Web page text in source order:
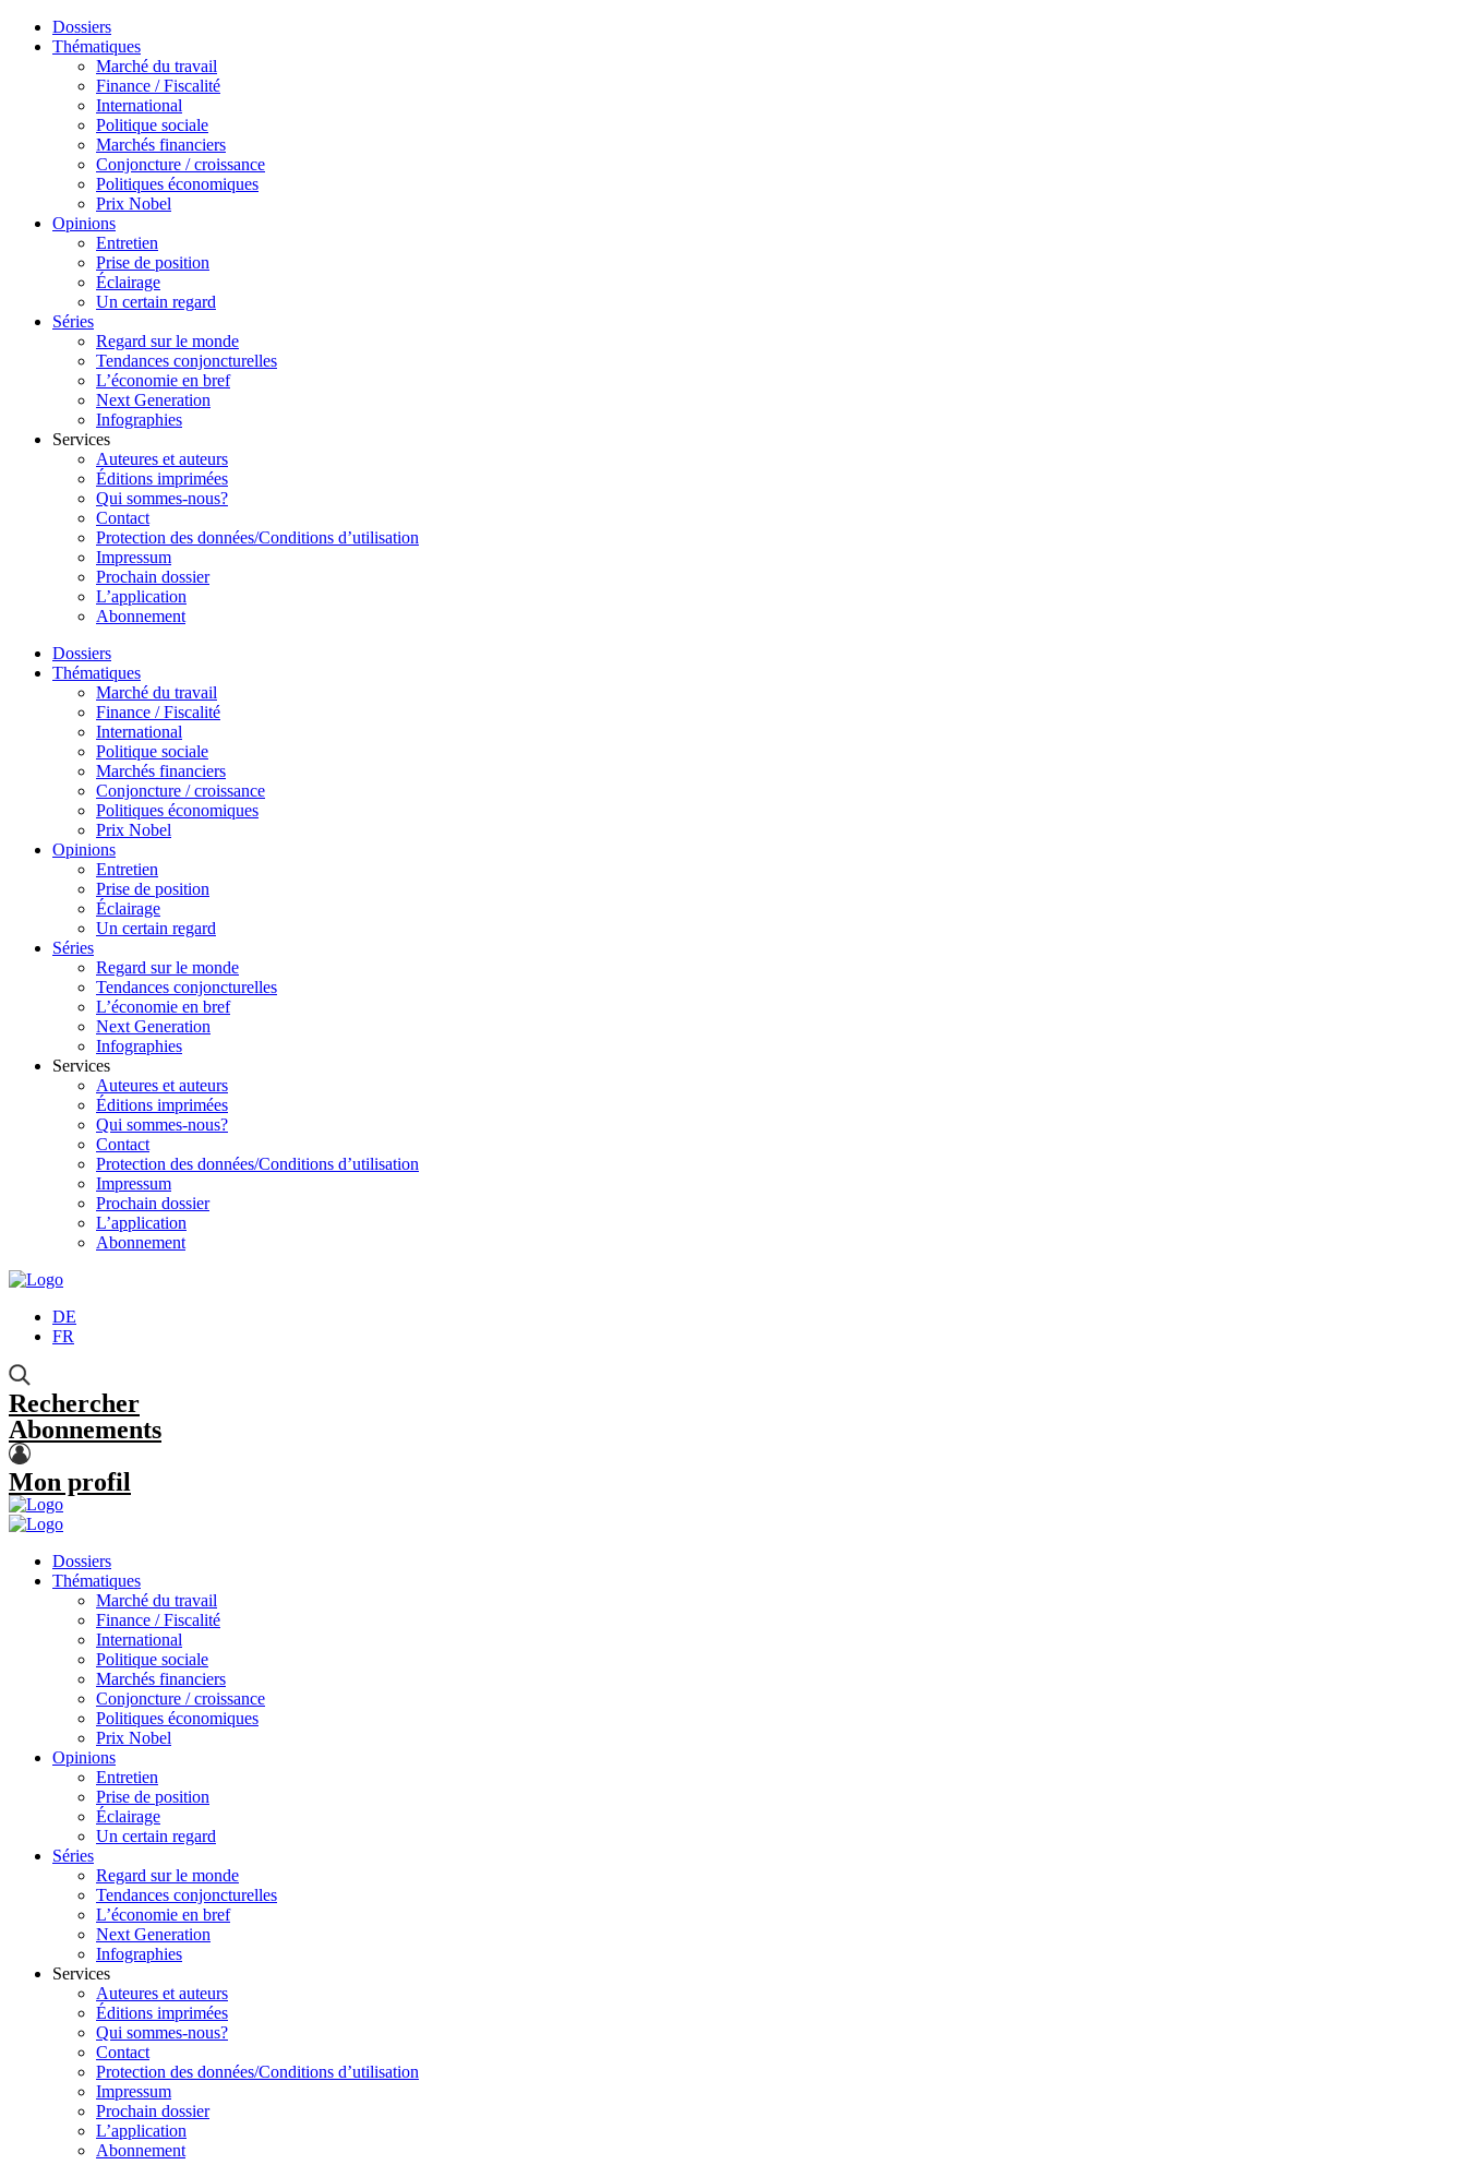
Dossiers
Thématiques
Marché du travail
Finance / Fiscalité
International
Politique sociale
Marchés financiers
Conjoncture / croissance
Politiques économiques
Prix Nobel
Opinions
Entretien
Prise de position
Éclairage
Un certain regard
Séries
Regard sur le monde
Tendances conjoncturelles
L’économie en bref
Next Generation
Infographies
Services
Auteures et auteurs
Éditions imprimées
Qui sommes-nous?
Contact
Protection des données/Conditions d’utilisation
Impressum
Prochain dossier
L’application
Abonnement
Dossiers
Thématiques
Marché du travail
Finance / Fiscalité
International
Politique sociale
Marchés financiers
Conjoncture / croissance
Politiques économiques
Prix Nobel
Opinions
Entretien
Prise de position
Éclairage
Un certain regard
Séries
Regard sur le monde
Tendances conjoncturelles
L’économie en bref
Next Generation
Infographies
Services
Auteures et auteurs
Éditions imprimées
Qui sommes-nous?
Contact
Protection des données/Conditions d’utilisation
Impressum
Prochain dossier
L’application
Abonnement
DE
FR
Rechercher
Abonnements
Mon profil
Dossiers
Thématiques
Marché du travail
Finance / Fiscalité
International
Politique sociale
Marchés financiers
Conjoncture / croissance
Politiques économiques
Prix Nobel
Opinions
Entretien
Prise de position
Éclairage
Un certain regard
Séries
Regard sur le monde
Tendances conjoncturelles
L’économie en bref
Next Generation
Infographies
Services
Auteures et auteurs
Éditions imprimées
Qui sommes-nous?
Contact
Protection des données/Conditions d’utilisation
Impressum
Prochain dossier
L’application
Abonnement